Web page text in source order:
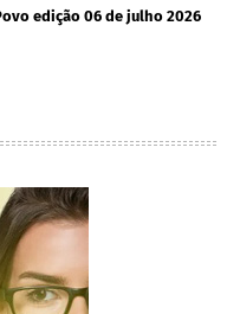
edição 06 de julho 2026